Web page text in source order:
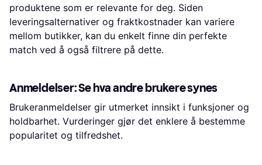
produktene som er relevante for deg. Siden
leveringsalternativer og fraktkostnader kan variere
mellom butikker, kan du enkelt finne din perfekte
match ved å også filtrere på dette.
Anmeldelser: Se hva andre brukere synes
Brukeranmeldelser gir utmerket innsikt i funksjoner og
holdbarhet. Vurderinger gjør det enklere å bestemme
popularitet og tilfredshet.